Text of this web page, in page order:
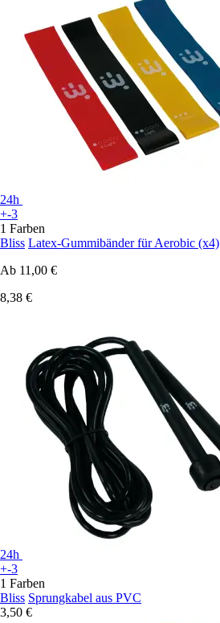
24h
+-3
1 Farben
Bliss Latex-Gummibänder für Aerobic (x4)
Ab 11,00 €
8,38 €
24h
+-3
1 Farben
Bliss Sprungkabel aus PVC
3,50 €